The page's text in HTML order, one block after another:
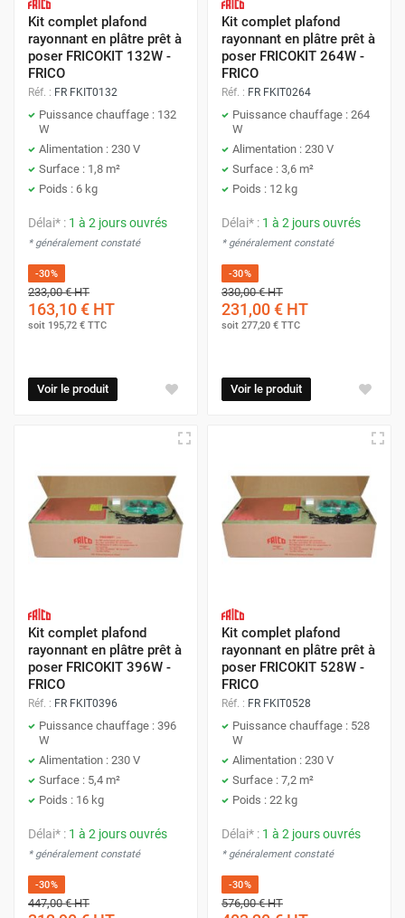
Kit complet plafond
rayonnant en plâtre prêt à
poser FRICOKIT 132W -
FRICO
Réf. : FR FKIT0132
Puissance chauffage : 132
W
Alimentation : 230 V
Surface : 1,8 m²
Poids : 6 kg
Délai* : 1 à 2 jours ouvrés
* généralement constaté
-30%
233,00 €HT
163,10 € HT
soit 195,72 € TTC
Voir le produit
Kit complet plafond
rayonnant en plâtre prêt à
poser FRICOKIT 264W -
FRICO
Réf. : FR FKIT0264
Puissance chauffage : 264
W
Alimentation : 230 V
Surface : 3,6 m²
Poids : 12 kg
Délai* : 1 à 2 jours ouvrés
* généralement constaté
-30%
330,00 €HT
231,00 € HT
soit 277,20 € TTC
Voir le produit
Kit complet plafond
rayonnant en plâtre prêt à
poser FRICOKIT 396W -
FRICO
Réf. : FR FKIT0396
Puissance chauffage : 396
W
Alimentation : 230 V
Surface : 5,4 m²
Poids : 16 kg
Délai* : 1 à 2 jours ouvrés
* généralement constaté
-30%
447,00 €HT
Kit complet plafond
rayonnant en plâtre prêt à
poser FRICOKIT 528W -
FRICO
Réf. : FR FKIT0528
Puissance chauffage : 528
W
Alimentation : 230 V
Surface : 7,2 m²
Poids : 22 kg
Délai* : 1 à 2 jours ouvrés
* généralement constaté
-30%
576,00 €HT